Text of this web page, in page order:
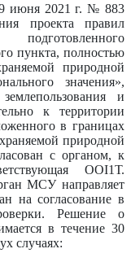
9 июня 2021 г. № 883
проекта правил
пункта, полностью
природной
значения»,
и
к территории
в границах
природной
с органом, к
OOI1Т.
МСУ направляет
на согласование в
Решение о
в течение 30
случаях: